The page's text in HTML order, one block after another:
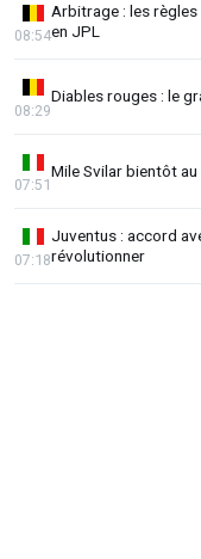
Arbitrage : les
en JPL
08:54
Diables rouges : le
08:29
Mile Svilar bientôt
07:51
Juventus : accord
révolutionner
07:18